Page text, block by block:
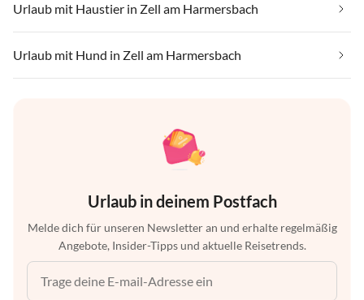
Urlaub mit Haustier in Zell am Harmersbach
Urlaub mit Hund in Zell am Harmersbach
Urlaub in deinem Postfach
Melde dich für unseren Newsletter an und erhalte regelmäßig
Angebote, Insider-Tipps und aktuelle Reisetrends.